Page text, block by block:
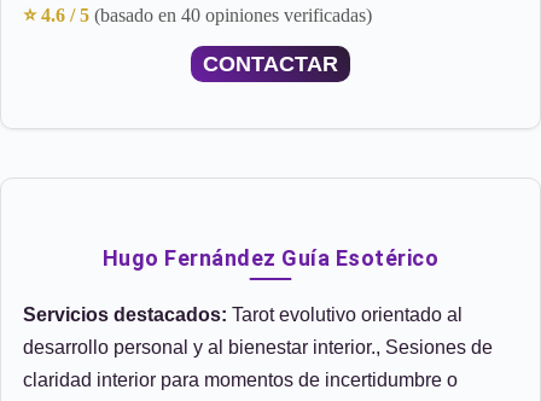
⭐ 4.6 / 5 (basado en 40 opiniones verificadas)
CONTACTAR
Hugo Fernández Guía Esotérico
Servicios destacados: Tarot evolutivo orientado al
desarrollo personal y al bienestar interior., Sesiones de
claridad interior para momentos de incertidumbre o